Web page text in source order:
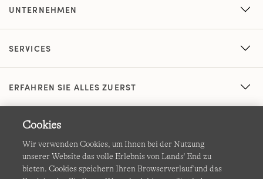
UNTERNEHMEN
SERVICES
ERFAHREN SIE ALLES ZUERST
Cookies
Wir verwenden Cookies, um Ihnen bei der Nutzung
unserer Website das volle Erlebnis von Lands' End zu
bieten. Cookies speichern Ihren Browserverlauf und das